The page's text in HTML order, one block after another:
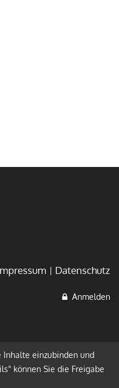
Datenschutz
Anmelden
Inhalte einzubinden und
können Sie die Freigabe